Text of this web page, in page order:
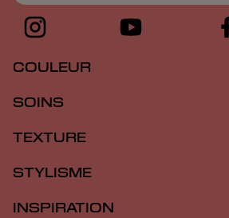
COULEUR
SOINS
TEXTURE
STYLISME
INSPIRATION